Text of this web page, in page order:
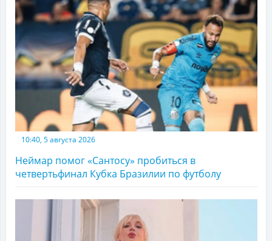
10:40, 5 августа 2026
Неймар помог «Сантосу» пробиться в
четвертьфинал Кубка Бразилии по футболу